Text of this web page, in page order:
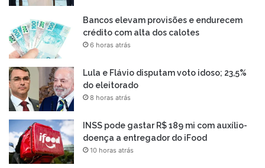
Bancos elevam provisões e endurecem
crédito com alta dos calotes
6 horas atrás
Lula e Flávio disputam voto idoso; 23,5%
do eleitorado
8 horas atrás
INSS pode gastar R$ 189 mi com auxílio-
doença a entregador do iFood
10 horas atrás